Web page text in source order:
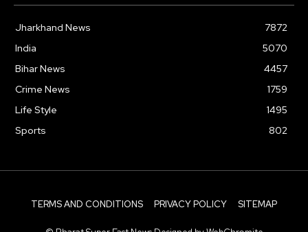
Jharkhand News
7872
India
5070
Bihar News
4457
Crime News
1759
Life Style
1495
Sports
802
TERMS AND CONDITIONS PRIVACY POLICY SITEMAP